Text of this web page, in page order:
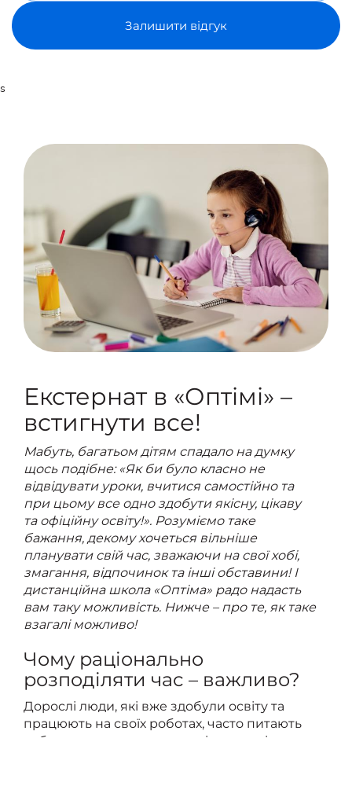
Залишити відгук
s
Екстернат в «Оптімі» –
встигнути все!
Мабуть, багатьом дітям спадало на думку
щось подібне: «Як би було класно не
відвідувати уроки, вчитися самостійно та
при цьому все одно здобути якісну, цікаву
та офіційну освіту!». Розуміємо таке
бажання, декому хочеться вільніше
планувати свій час, зважаючи на свої хобі,
змагання, відпочинок та інші обставини! І
дистанційна школа «Оптіма» радо надасть
вам таку можливість. Нижче – про те, як таке
взагалі можливо!
Чому раціонально
розподіляти час – важливо?
Дорослі люди, які вже здобули освіту та
працюють на своїх роботах, часто питають
себе, чому вони в дитинстві не приділили